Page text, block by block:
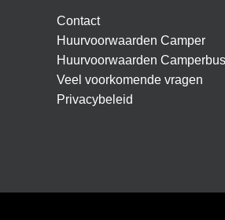
Contact
Huurvoorwaarden Camper
Huurvoorwaarden Camperbus
Veel voorkomende vragen
Privacybeleid